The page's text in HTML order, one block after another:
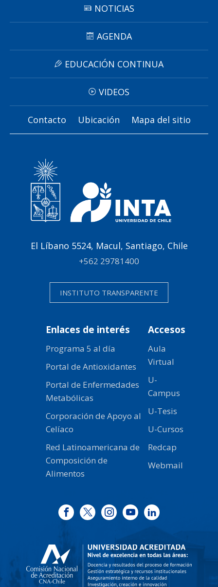
NOTICIAS
AGENDA
EDUCACIÓN CONTINUA
VIDEOS
Contacto Ubicación Mapa del sitio
El Líbano 5524, Macul, Santiago, Chile
+562 29781400
INSTITUTO TRANSPARENTE
Enlaces de interés
Programa 5 al día
Portal de Antioxidantes
Portal de Enfermedades
Metabólicas
Corporación de Apoyo al
Celíaco
Red Latinoamericana de
Composición de
Alimentos
Accesos
Aula
Virtual
U-
Campus
U-Tesis
U-Cursos
Redcap
Webmail